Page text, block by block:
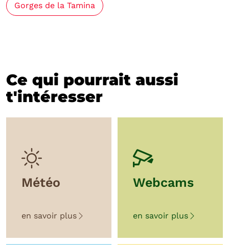
Gorges de la Tamina
Ce qui pourrait aussi
t'intéresser
Météo
en savoir plus
Webcams
en savoir plus